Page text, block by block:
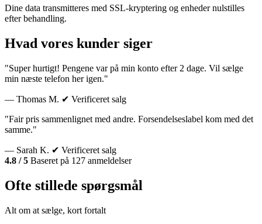
Dine data transmitteres med SSL-kryptering og enheder nulstilles
efter behandling.
Hvad vores kunder siger
"Super hurtigt! Pengene var på min konto efter 2 dage. Vil sælge
min næste telefon her igen."
— Thomas M. ✔ Verificeret salg
"Fair pris sammenlignet med andre. Forsendelseslabel kom med det
samme."
— Sarah K. ✔ Verificeret salg
4.8 / 5 Baseret på 127 anmeldelser
Ofte stillede spørgsmål
Alt om at sælge, kort fortalt